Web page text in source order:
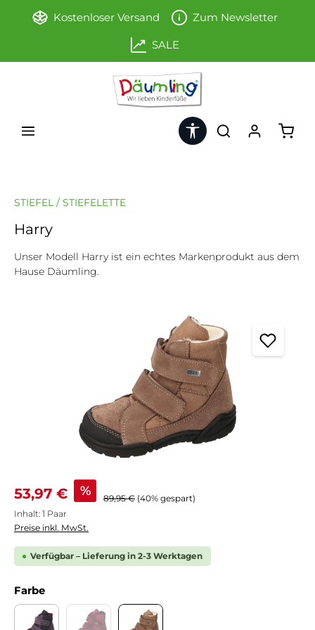
Zum Hauptinhalt springen
Kostenloser Versand Zum Newsletter
SALE
Werkzeugleiste anzeigen
STIEFEL / STIEFELETTE
Harry
Unser Modell Harry ist ein echtes Markenprodukt aus dem
Hause Däumling.
Verkaufspreis:
53,97 € % Regulärer Preis:
89,95 € (40% gespart)
Inhalt: 1 Paar
Preise inkl. MwSt.
Verfügbar – Lieferung in 2-3 Werktagen
Farbeauswählen